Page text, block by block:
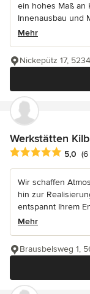
ein hohes Maß an
Innenausbau und
Mehr
Nickepütz 17,
Werkstätten Kilb
Durchschnittliche
5,0
Wir schaffen
hin zur
entspannt Ihrem
Mehr
Brausbelsweg 1,